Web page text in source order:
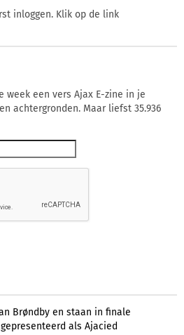
inloggen. Klik op de link
week een vers Ajax E-zine in je
achtergronden. Maar liefst 35.936
Brøndby en staan in finale
als Ajacied